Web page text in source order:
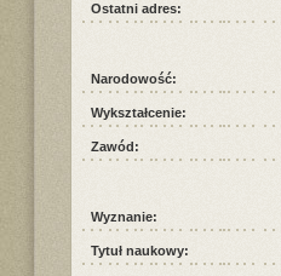
Ostatni adres:
Narodowość:
Wykształcenie:
Zawód:
Wyznanie:
Tytuł naukowy: